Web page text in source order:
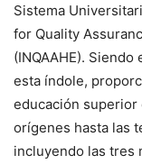
Sistema
for Quality
(INQAAHE).
esta índole,
educación superior
orígenes hasta las
incluyendo las tres